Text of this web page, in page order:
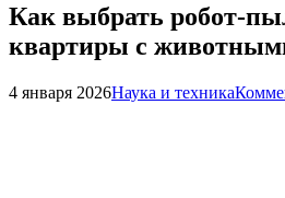
Как выбрать робот-
квартиры с
4 января 2026Наука и техника